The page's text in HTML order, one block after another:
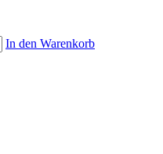
In den Warenkorb